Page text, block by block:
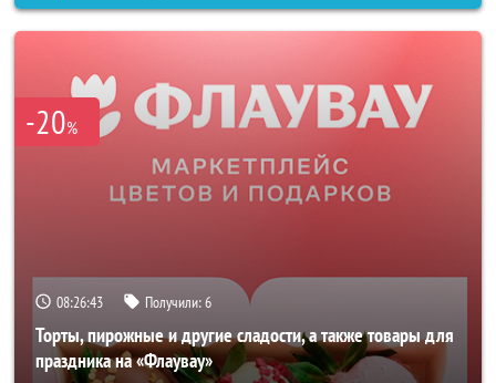
-20%
08:26:40 Получили:6
Торты, пирожные и другие сладости, а также товары для
праздника на «Флаувау»